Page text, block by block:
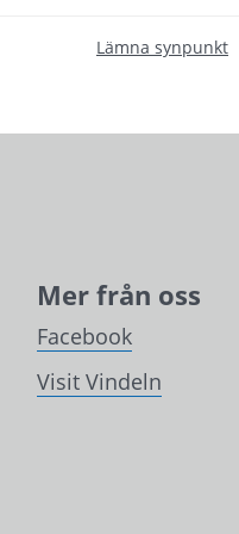
Lämna synpunkt
Mer från oss
Facebook
Visit Vindeln